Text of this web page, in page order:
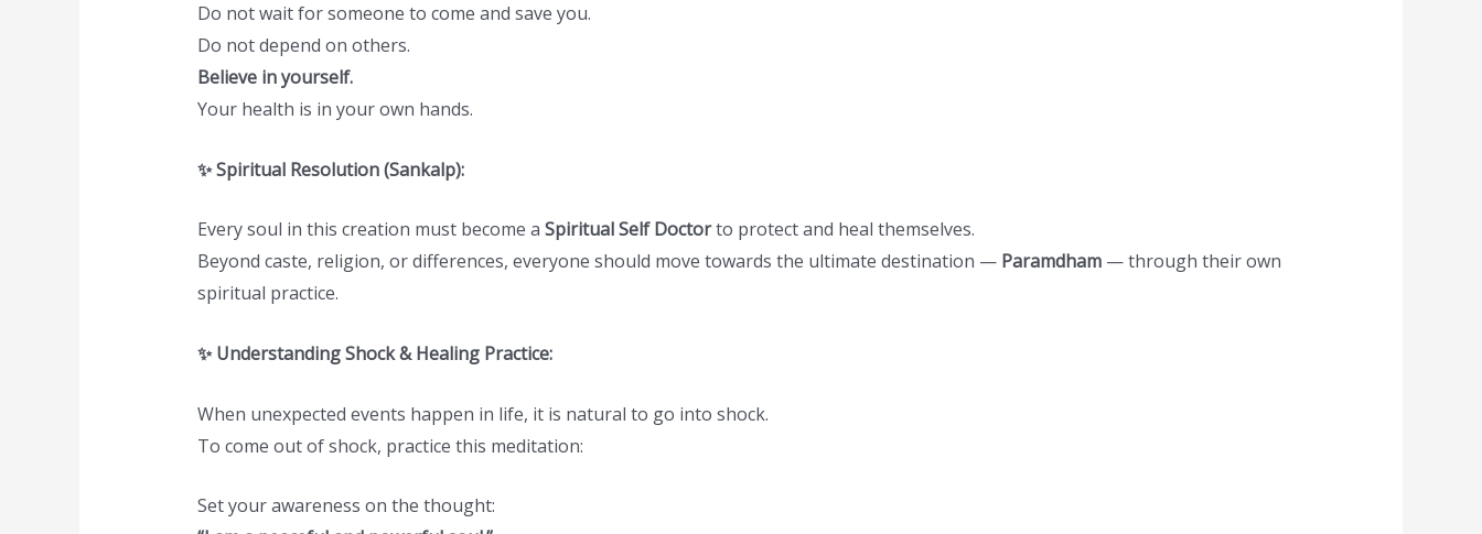
Do not wait for someone to come and save you.
Do not depend on others.
Believe in yourself.
Your health is in your own hands.
✨ Spiritual Resolution (Sankalp):
Every soul in this creation must become a Spiritual Self Doctorto protect and heal themselves.
Beyond caste, religion, or differences, everyone should move towards the ultimate destination — Paramdham— through their own
spiritual practice.
✨ Understanding Shock & Healing Practice:
When unexpected events happen in life, it is natural to go into shock.
To come out of shock, practice this meditation:
Set your awareness on the thought: